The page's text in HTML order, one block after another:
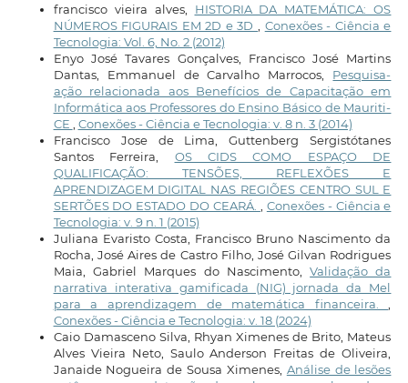
francisco vieira alves, HISTORIA DA MATEMÁTICA: OS
NÚMEROS FIGURAIS EM 2D e 3D
Conexões - Ciência e
Tecnologia: Vol. 6, No. 2 (2012)
Enyo José Tavares Gonçalves, Francisco José Martins
Dantas, Emmanuel de Carvalho Marrocos, Pesquisa-
ação relacionada aos Benefícios de Capacitação em
Informática aos Professores do Ensino Básico de Mauriti-
CE
Conexões - Ciência e Tecnologia: v. 8 n. 3 (2014)
Francisco Jose de Lima, Guttenberg Sergistótanes
Santos Ferreira, OS CIDS COMO ESPAÇO DE
QUALIFICAÇÃO: TENSÕES, REFLEXÕES E
APRENDIZAGEM DIGITAL NAS REGIÕES CENTRO SUL E
SERTÕES DO ESTADO DO CEARÁ.
Conexões - Ciência e
Tecnologia: v. 9 n. 1 (2015)
Juliana Evaristo Costa, Francisco Bruno Nascimento da
Rocha, José Aires de Castro Filho, José Gilvan Rodrigues
Maia, Gabriel Marques do Nascimento,Validação da
narrativa interativa gamificada (NIG) jornada da Mel
para a aprendizagem de matemática financeira.
Conexões - Ciência e Tecnologia: v. 18 (2024)
Caio Damasceno Silva, Rhyan Ximenes de Brito, Mateus
Alves Vieira Neto, Saulo Anderson Freitas de Oliveira,
Janaide Nogueira de Sousa Ximenes, Análise de lesões